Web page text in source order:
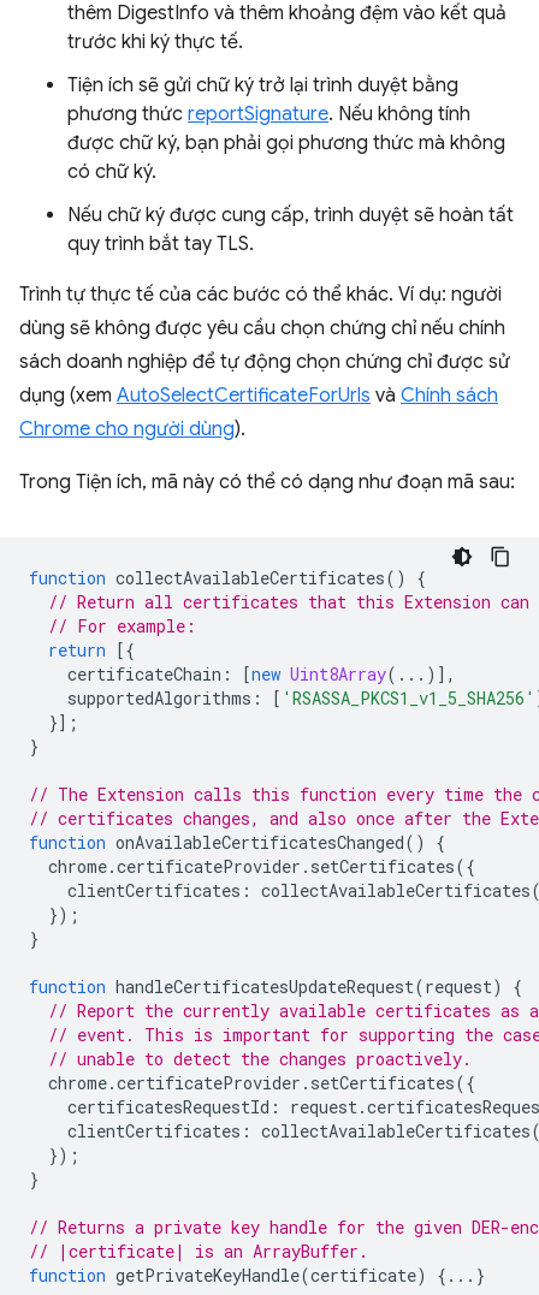
thêm DigestInfo và thêm khoảng đệm vào kết quả
trước khi ký thực tế.
Tiện ích sẽ gửi chữ ký trở lại trình duyệt bằng
phương thức reportSignature. Nếu không tính
được chữ ký, bạn phải gọi phương thức mà không
có chữ ký.
Nếu chữ ký được cung cấp, trình duyệt sẽ hoàn tất
quy trình bắt tay TLS.
Trình tự thực tế của các bước có thể khác. Ví dụ: người
dùng sẽ không được yêu cầu chọn chứng chỉ nếu chính
sách doanh nghiệp để tự động chọn chứng chỉ được sử
dụng (xem AutoSelectCertificateForUrls và Chính sách
Chrome cho người dùng).
Trong Tiện ích, mã này có thể có dạng như đoạn mã sau:
function collectAvailableCertificates()
{
// Return all certificates that this Extension can
// For example:
return [{
certificateChain : [new Uint8Array(...)],
supportedAlgorithms : [ 'RSASSA_PKCS1_v1_5_SHA256'
}];
}
// The Extension calls this function every time
// certificates changes, and also once after the
function onAvailableCertificatesChanged()
{
chrome.certificateProvider . setCertificates({
clientCertificates : collectAvailableCertificates
});
}
function handleCertificatesUpdateRequest(request)
{
// Report the currently available certificates as a
// event. This is important for supporting the
// unable to detect the changes proactively.
chrome.certificateProvider . setCertificates({
certificatesRequestId : request.
clientCertificates : collectAvailableCertificates
});
}
// Returns a private key handle for the given DER-
// |certificate| is an ArrayBuffer.
function getPrivateKeyHandle(certificate) {...}